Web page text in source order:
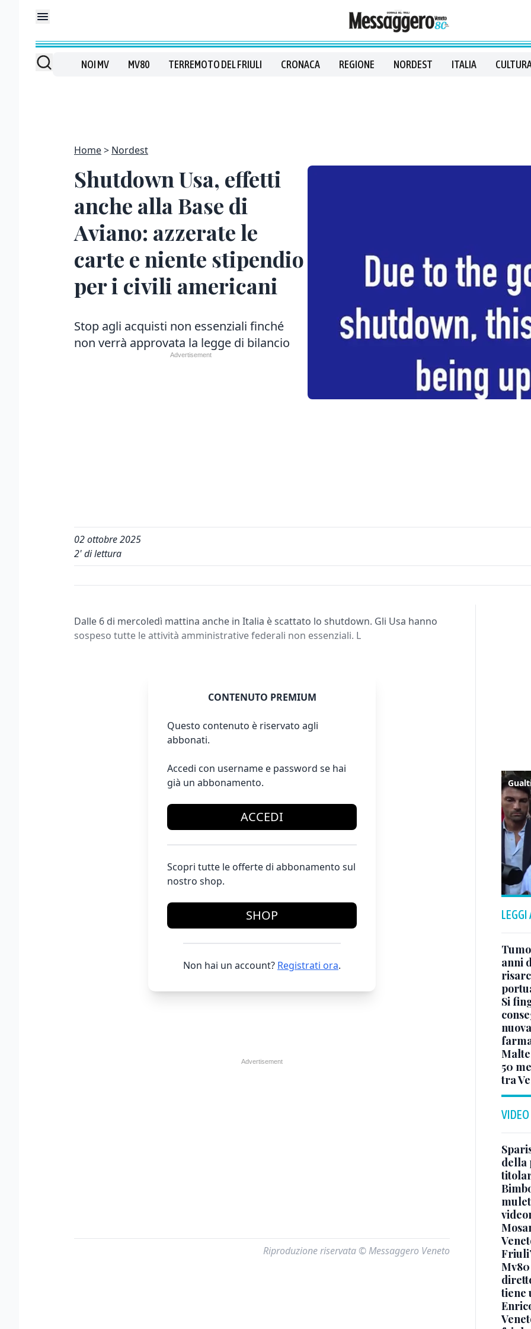
NOI MV MV80 TERREMOTO DEL FRIULI CRONACA REGIONE NORDEST ITALIA
Home Nordest
Shutdown Usa, effetti
anche alla Base di
Aviano: azzerate le
carte e niente stipendio
per i civili americani
Stop agli acquisti non essenziali finché
non verrà approvata la legge di bilancio
02 ottobre 2025
2' di lettura
Dalle 6 di mercoledì mattina anche in Italia è scattato lo shutdown. Gli Usa hanno
sospeso tutte le attività amministrative federali non essenziali. L
CONTENUTO PREMIUM
Questo contenuto è riservato agli
abbonati.
Accedi con username e password se hai
già un abbonamento.
ACCEDI
Scopri tutte le offerte di abbonamento sul
nostro shop.
SHOP
Non hai un account? Registrati ora.
Riproduzione riservata © Messaggero Veneto
LEGGI
anni
Si
50
tra
VIDEO
della
tiene